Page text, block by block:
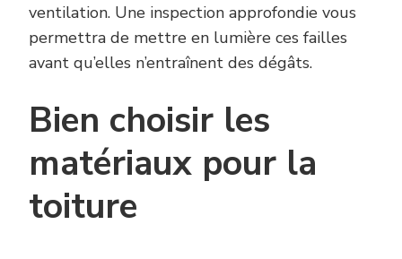
ventilation. Une inspection approfondie vous
permettra de mettre en lumière ces failles
avant qu’elles n’entraînent des dégâts.
Bien choisir les
matériaux pour la
toiture